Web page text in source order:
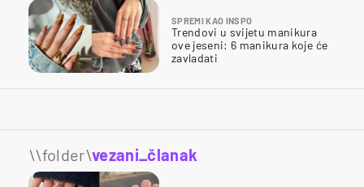
SPREMI KAO INSPO
Trendovi u svijetu manikura
ove jeseni: 6 manikura koje će
zavladati
\\folder\vezani_članak